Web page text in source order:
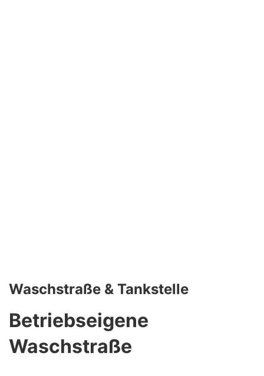
Waschstraße & Tankstelle
Betriebseigene
Waschstraße